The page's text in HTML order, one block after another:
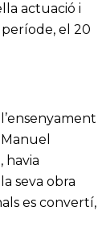
actuació i
el 20
havia
seva obra
es convertí,